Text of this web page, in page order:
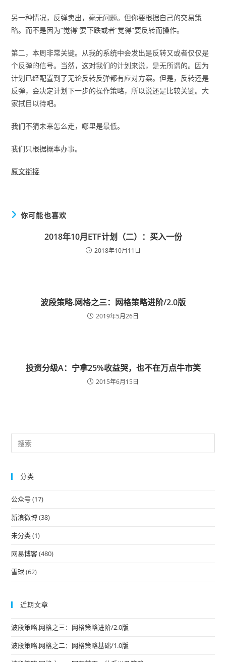
另一种情况，反弹卖出，毫无问题。但你要根据自己的交易策
略。而不是因为“觉得”要下跌或者“觉得”要反转而操作。
第二，本周非常关键。从我的系统中会发出是反转又或者仅仅是
个反弹的信号。当然，这对我们的计划来说，是无所谓的。因为
计划已经配置到了无论反转反弹都有应对方案。但是，反转还是
反弹，会决定计划下一步的操作策略，所以说还是比较关键。大
家拭目以待吧。
我们不猜未来怎么走，哪里是最低。
我们只根据概率办事。
原文衔接
你可能也喜欢
2018年10月ETF计划（二）：买入一份
2018年10月11日
波段策略.网格之三：网格策略进阶/2.0版
2019年5月26日
投资分级A：宁拿25%收益哭，也不在万点牛市笑
2015年6月15日
分类
公众号 (17)
新浪微博(38)
未分类(1)
网易博客(480)
雪球(62)
近期文章
波段策略.网格之三：网格策略进阶/2.0版
波段策略.网格之二：网格策略基础/1.0版